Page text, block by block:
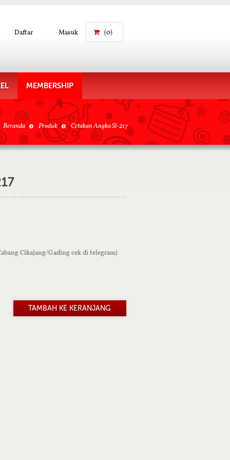
Daftar Masuk (0)
MEMBERSHIP
Beranda Produk Cetakan Angka Sl-217
Cikajang/Gading cek di telegram)